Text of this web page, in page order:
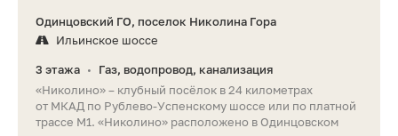
Одинцовский ГО, поселок Николина Гора
Ильинское шоссе
3 этажа •
Газ, водопровод, канализация
«Николино» – клубный посёлок в 24 километрах
от МКАД по Рублево-Успенскому шоссе или по платной
трассе M1. «Николино» расположено в Одинцовском